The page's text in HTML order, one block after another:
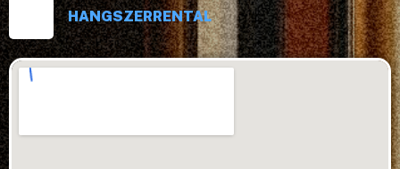
HANGSZERRENTAL